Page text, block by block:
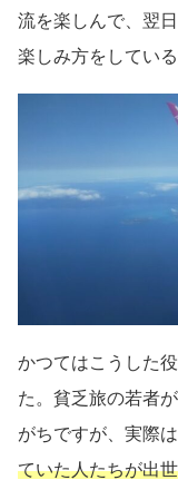
流を楽しんで、翌
楽しみ方をしてい
かつてはこうした
た。貧乏旅の若者
がちですが、実際
ていた人たちが出世